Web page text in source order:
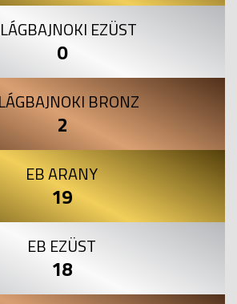
EZÜST
0
BRONZ
2
EB ARANY
19
EB EZÜST
18